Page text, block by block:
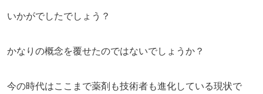
いかがでしたでしょう？
かなりの概念を覆せたのではないでしょうか？
今の時代はここまで薬剤も技術者も進化している現状で